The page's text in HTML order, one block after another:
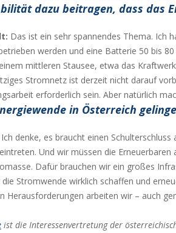
dazu beitragen, dass das
Das ist ein sehr spannendes Thema. Ich
werden und eine Batterie 50 bis
mittleren Stausee, etwa das
Stromnetz ist derzeit nicht darauf
erforderlich sein. Aber natürlich
in Österreich
Ich denke, es braucht einen
Und wir müssen die
Dafür brauchen wir ein großes
Stromwende wirklich schaffen und
Herausforderungen arbeiten wir – auch
ist die Interessenvertretung der